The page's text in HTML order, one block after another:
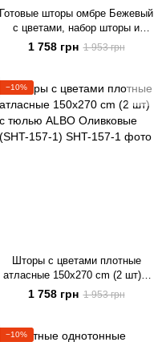
Готовые шторы омбре Бежевый
с цветами, набор шторы и
тюль с цветочным принтом
для спальни
1 758 грн 1 953 грн
−10%
Шторы с цветами плотные
атласные 150x270 cm (2 шт) с
тюлью ALBO Оливковые (SHT-
157-1)
1 758 грн 1 953 грн
−10%